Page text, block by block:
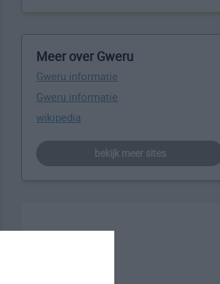
Meer over Gweru
Gweru informatie
Gweru informatie
wikipedia
bekijk meer sites